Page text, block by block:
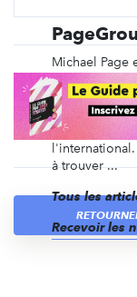
Michael Page
spécialisé
recrutement
transition,
des
à trouver ...
Tous les
Recevoir les